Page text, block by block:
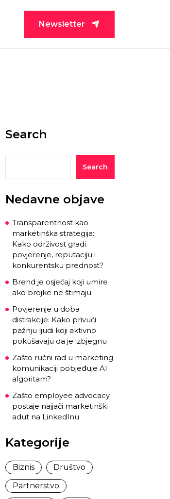
Newsletter
Search
Search
Nedavne objave
Transparentnost kao
marketinška strategija:
Kako održivost gradi
povjerenje, reputaciju i
konkurentsku prednost?
Brend je osjećaj koji umire
ako brojke ne štimaju
Povjerenje u doba
distrakcije: Kako privući
pažnju ljudi koji aktivno
pokušavaju da je izbjegnu
Zašto ručni rad u marketing
komunikaciji pobjeđuje AI
algoritam?
Zašto employee advocacy
postaje najjači marketinški
adut na LinkedInu
Kategorije
Biznis
Društvo
Partnerstvo